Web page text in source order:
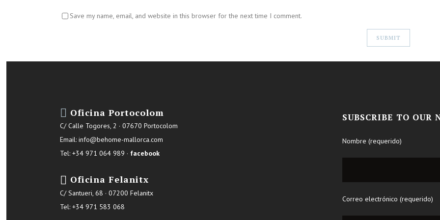
Save my name, email, and website in this browser for the next time I comment.
Oficina Portocolom
C/ Calle Togores, 2 · 07670 Portocolom
Email: info@behome-mallorca.com
Tel: +34 971 064 989 · facebook
Oficina Felanitx
C/ Santueri, 68 · 07200 Felanitx
Tel: +34 971 583 068
SUBSCRIBE TO OUR
Nombre (requerido)
Correo electrónico (requerido)